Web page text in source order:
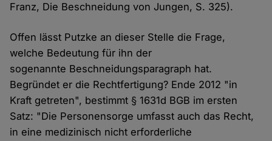
Franz, Die Beschneidung von Jungen, S. 325).
Offen lässt Putzke an dieser Stelle die Frage,
welche Bedeutung für ihn der
sogenannte Beschneidungsparagraph hat.
Begründet er die Rechtfertigung? Ende 2012 "in
Kraft getreten", bestimmt § 1631d BGB im ersten
Satz: "Die Personensorge umfasst auch das Recht,
in eine medizinisch nicht erforderliche